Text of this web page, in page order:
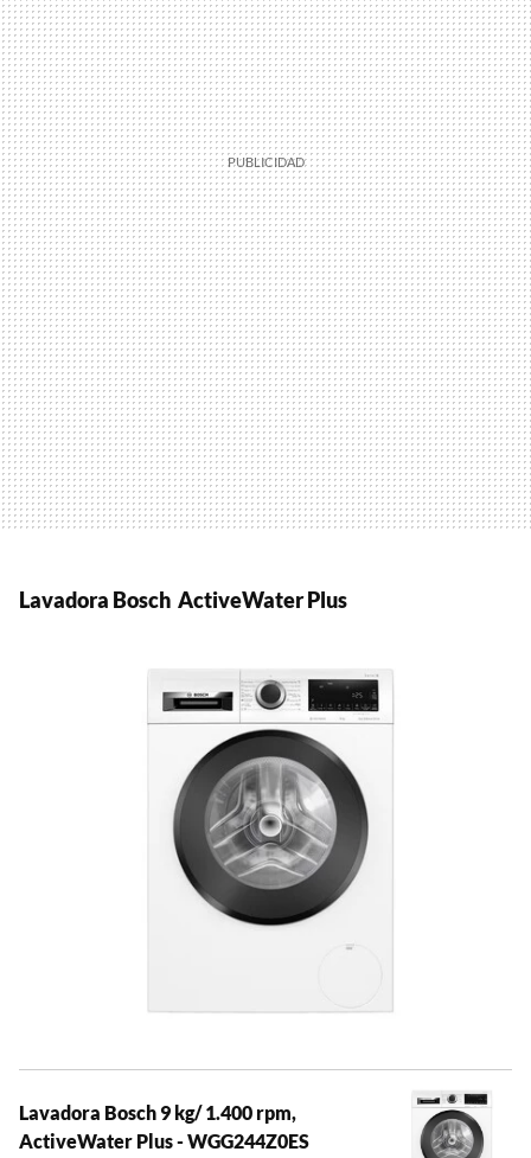
Lavadora Bosch ActiveWater Plus
Lavadora Bosch 9 kg/ 1.400 rpm,
ActiveWater Plus - WGG244Z0ES